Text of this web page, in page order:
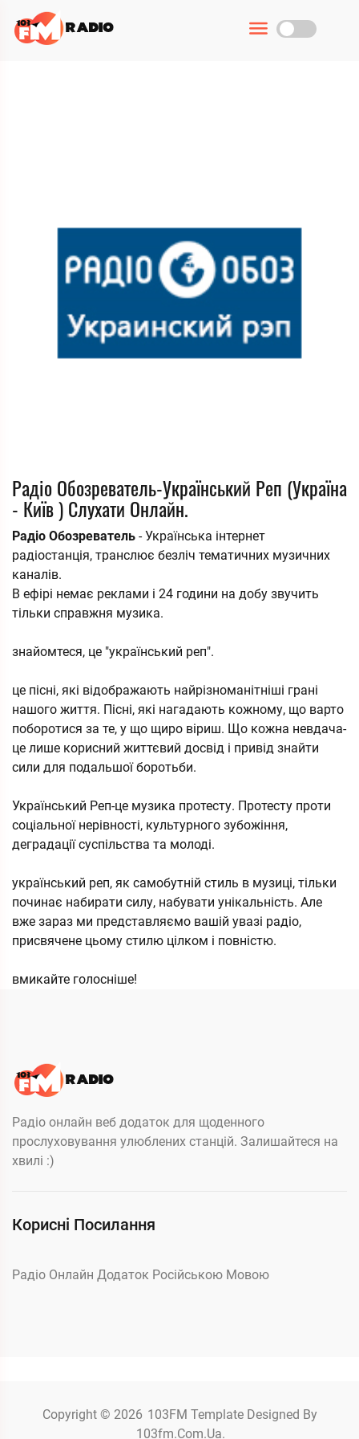
Радіо Обозреватель-Український Реп (Україна
- Київ ) Слухати Онлайн.
Радіо Обозреватель - Українська інтернет
радіостанція, транслює безліч тематичних музичних
каналів.
В ефірі немає реклами і 24 години на добу звучить
тільки справжня музика.
знайомтеся, це "український реп".
це пісні, які відображають найрізноманітніші грані
нашого життя. Пісні, які нагадають кожному, що варто
поборотися за те, у що щиро віриш. Що кожна невдача-
це лише корисний життєвий досвід і привід знайти
сили для подальшої боротьби.
Український Реп-це музика протесту. Протесту проти
соціальної нерівності, культурного зубожіння,
деградації суспільства та молоді.
український реп, як самобутній стиль в музиці, тільки
починає набирати силу, набувати унікальність. Але
вже зараз ми представляємо вашій увазі радіо,
присвячене цьому стилю цілком і повністю.
вмикайте голосніше!
Радіо онлайн веб додаток для щоденного
прослуховування улюблених станцій. Залишайтеся на
хвилі :)
Корисні Посилання
Радіо Онлайн Додаток Російською Мовою
Copyright © 2026 103FM Template Designed By
103fm.com.ua.